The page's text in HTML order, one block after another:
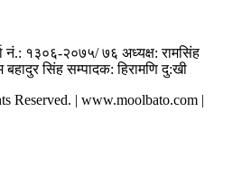
नं.: १३०६-२०७५/ ७६ अध्यक्ष: रामसिंह
बहादुर सिंह सम्पादक: हिरामणि दु:खी
Reserved. | www.moolbato.com |